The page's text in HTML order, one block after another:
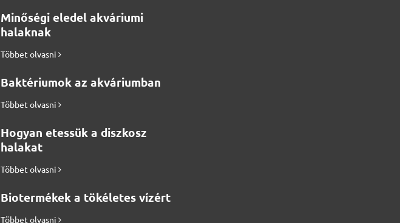
Minőségi eledel akváriumi
halaknak
Többet olvasni
Baktériumok az akváriumban
Többet olvasni
Hogyan etessük a diszkosz
halakat
Többet olvasni
Biotermékek a tökéletes vízért
Többet olvasni